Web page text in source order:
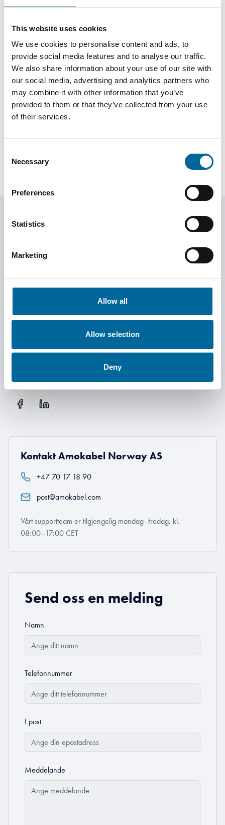
This website uses cookies
We use cookies to personalise content and ads, to
provide social media features and to analyse our traffic.
We also share information about your use of our site with
our social media, advertising and analytics partners who
may combine it with other information that you’ve
provided to them or that they’ve collected from your use
of their services.
Selection
Necessary
Preferences
Statistics
Marketing
Allow all
Allow selection
Deny
Martin Hossman
Field Sales KAM
Har du spørsmål
om
Radarsystem?
Vårt team er klare til å hjelpe deg med eventuelle spørsmål
om våre produkter og tjenester.
Følg oss på sosiale medier
Kontakt Amokabel Norway AS
+47 70 17 18 90
post@amokabel.com
Vårt supportteam er tilgjengelig mandag–fredag, kl.
08:00–17:00 CET
Send oss en melding
Namn
Telefonnummer
Epost
Meddelande